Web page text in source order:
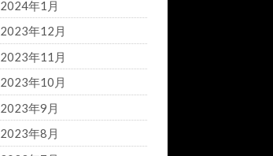
2024年1月
2023年12月
2023年11月
2023年10月
2023年9月
2023年8月